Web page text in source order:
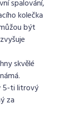
spalování,
kolečka
být
skvělé
5-ti litrový
za